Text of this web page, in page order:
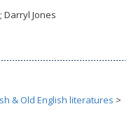
Darryl Jones
& Old English literatures >